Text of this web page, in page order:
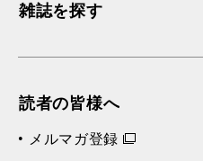
雑誌を探す
読者の皆様へ
メルマガ登録